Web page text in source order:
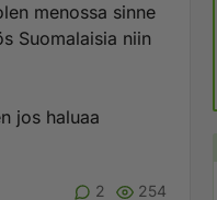
menossa sinne
Suomalaisia niin
jos haluaa
2 254